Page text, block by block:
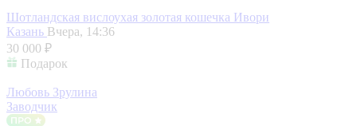
Шотландская вислоухая золотая кошечка Ивори
Казань Вчера, 14:36
30 000 ₽
Подарок
Любовь Зрулина
Заводчик